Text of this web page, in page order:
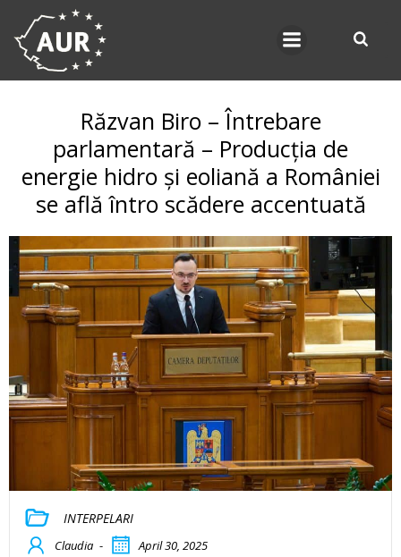
Răzvan Biro – Întrebare
parlamentară – Producția de
energie hidro și eoliană a României
se află întro scădere accentuată
INTERPELARI
Claudia - April 30, 2025